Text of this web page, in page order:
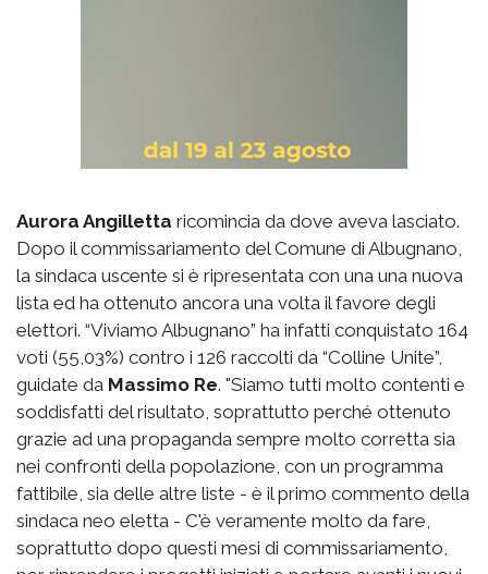
Aurora Angilletta ricomincia da dove aveva lasciato.
Dopo il commissariamento del Comune di Albugnano,
la sindaca uscente si è ripresentata con una una nuova
lista ed ha ottenuto ancora una volta il favore degli
elettori. “Viviamo Albugnano” ha infatti conquistato 164
voti (55,03%) contro i 126 raccolti da “Colline Unite”,
guidate da Massimo Re. "Siamo tutti molto contenti e
soddisfatti del risultato, soprattutto perché ottenuto
grazie ad una propaganda sempre molto corretta sia
nei confronti della popolazione, con un programma
fattibile, sia delle altre liste - è il primo commento della
sindaca neo eletta - C'è veramente molto da fare,
soprattutto dopo questi mesi di commissariamento,